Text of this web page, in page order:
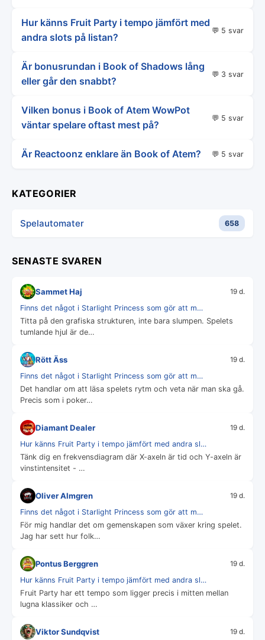
Hur känns Fruit Party i tempo jämfört med
andra slots på listan?
💬 5 svar
Är bonusrundan i Book of Shadows lång
eller går den snabbt?
💬 3 svar
Vilken bonus i Book of Atem WowPot
väntar spelare oftast mest på?
💬 5 svar
Är Reactoonz enklare än Book of Atem? 💬 5 svar
KATEGORIER
Spelautomater 658
SENASTE SVAREN
Sammet Haj 19 d.
Finns det något i Starlight Princess som gör att m…
Titta på den grafiska strukturen, inte bara slumpen. Spelets
tumlande hjul är de…
Rött Äss 19 d.
Finns det något i Starlight Princess som gör att m…
Det handlar om att läsa spelets rytm och veta när man ska gå.
Precis som i poker…
Diamant Dealer 19 d.
Hur känns Fruit Party i tempo jämfört med andra sl…
Tänk dig en frekvensdiagram där X-axeln är tid och Y-axeln är
vinstintensitet - …
Oliver Almgren 19 d.
Finns det något i Starlight Princess som gör att m…
För mig handlar det om gemenskapen som växer kring spelet.
Jag har sett hur folk…
Pontus Berggren 19 d.
Hur känns Fruit Party i tempo jämfört med andra sl…
Fruit Party har ett tempo som ligger precis i mitten mellan
lugna klassiker och …
Viktor Sundqvist 19 d.